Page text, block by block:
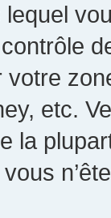
etc.
la